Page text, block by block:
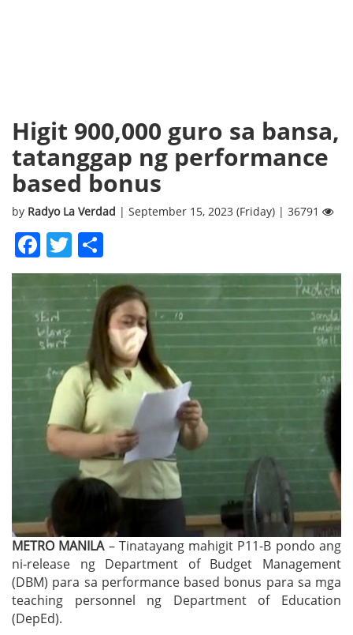
Higit 900,000 guro sa bansa,
tatanggap ng performance
based bonus
by Radyo La Verdad | September 15, 2023 (Friday) | 36791
Facebook
Twitter
METRO MANILA– Tinatayang mahigit P11-B pondo ang
ni-release ng Department of Budget Management
(DBM) para sa performance based bonus para sa mga
teaching personnel ng Department of Education
(DepEd).